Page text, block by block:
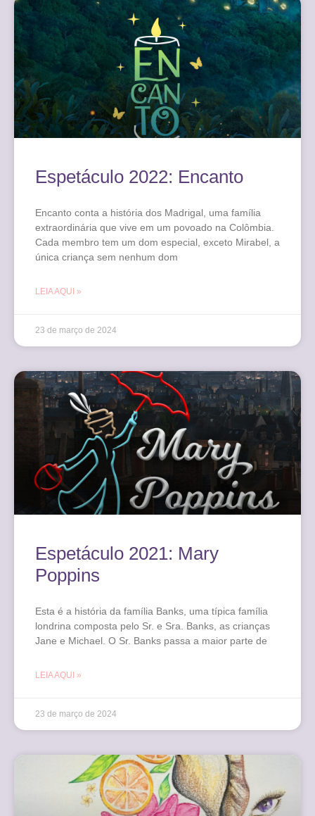
Espetáculo 2022: Encanto
Encanto conta a história dos Madrigal, uma família
extraordinária que vive em um povoado na Colômbia.
Cada membro tem um dom especial, exceto Mirabel, a
única criança sem nenhum dom
LEIA AQUI »
23 de março de 2024
Espetáculo 2021: Mary
Poppins
Esta é a história da família Banks, uma típica família
londrina composta pelo Sr. e Sra. Banks, as crianças
Jane e Michael. O Sr. Banks passa a maior parte de
LEIA AQUI »
23 de março de 2024